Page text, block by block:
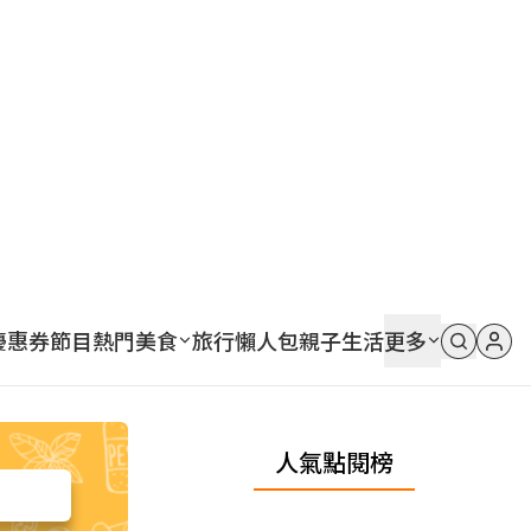
惠券節目熱門美食 旅行懶人包親子生活更多
人氣點閱榜